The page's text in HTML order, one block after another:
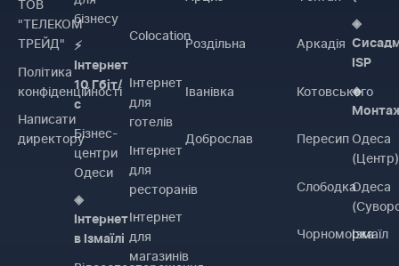
ТОВ
"ТЕЛЕКОМ
ТРЕЙД"
Політика
конфіденційності
Написати
директору
бізнесу
⚡
Інтернет
10 Гбіт/
с
Бізнес-
центри
Одеси
◈
Інтернет
в Ізмаїлі
Colocation
Інтернет
для
готелів
Інтернет
для
ресторанів
Інтернет
для
магазинів
Роздільна
Іванівка
Доброслав
Аркадія
Котовського
Пересип
Слободка
Чорноморка
◈
ISP
◈
Одеса
(Центр)
Одеса
Ізмаїл